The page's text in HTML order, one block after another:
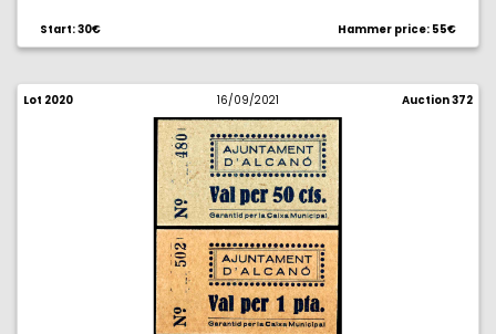
Start: 30€ Hammer price: 55€
Lot 2020 16/09/2021 Auction 372